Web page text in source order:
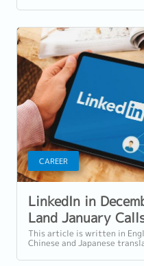
规划下一步。 如果你计划在
CAREER
LinkedIn in
Land January
This article is written in
Chinese and Japanese